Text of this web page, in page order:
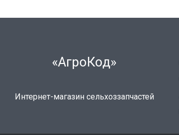
«АгроКод»
Интернет-магазин сельхоззапчастей